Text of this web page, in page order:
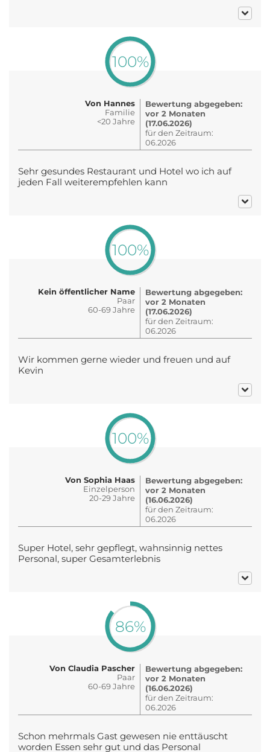
100%
Von Hannes
Familie
<20 Jahre
Bewertung abgegeben:
vor 2 Monaten
(17.06.2026)
für den Zeitraum:
06.2026
Sehr gesundes Restaurant und Hotel wo ich auf
jeden Fall weiterempfehlen kann
100%
Kein öffentlicher Name
Paar
60-69 Jahre
Bewertung abgegeben:
vor 2 Monaten
(17.06.2026)
für den Zeitraum:
06.2026
Wir kommen gerne wieder und freuen und auf
Kevin
100%
Von Sophia Haas
Einzelperson
20-29 Jahre
Bewertung abgegeben:
vor 2 Monaten
(16.06.2026)
für den Zeitraum:
06.2026
Super Hotel, sehr gepflegt, wahnsinnig nettes
Personal, super Gesamterlebnis
86%
Von Claudia Pascher
Paar
60-69 Jahre
Bewertung abgegeben:
vor 2 Monaten
(16.06.2026)
für den Zeitraum:
06.2026
Schon mehrmals Gast gewesen nie enttäuscht
worden Essen sehr gut und das Personal